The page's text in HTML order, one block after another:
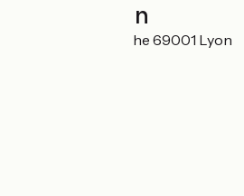
Localisation
100C Quai Perrache 69001 Lyon